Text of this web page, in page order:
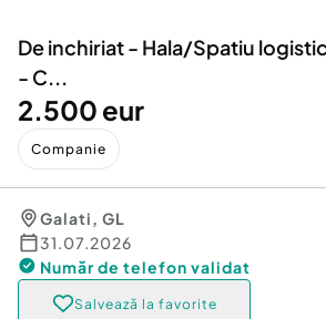
De inchiriat - Hala/Spatiu
- C...
2.500 eur
Companie
Galati, GL
31.07.2026
Număr de telefon validat
Salvează la favorite